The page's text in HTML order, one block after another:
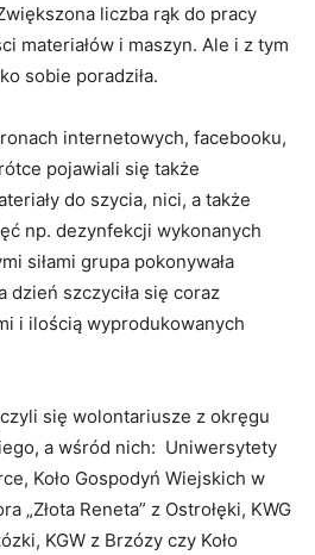
liczba rąk do pracy
materiałów i maszyn. Ale i z tym
sobie poradziła.
internetowych, facebooku,
pojawiali się także
do szycia, nici, a także
np. dezynfekcji wykonanych
siłami grupa pokonywała
dzień szczyciła się coraz
i ilością wyprodukowanych
się wolontariusze z okręgu
a wśród nich: Uniwersytety
Koło Gospodyń Wiejskich w
„Złota Reneta” z Ostrołęki, KWG
KGW z Brzózy czy Koło